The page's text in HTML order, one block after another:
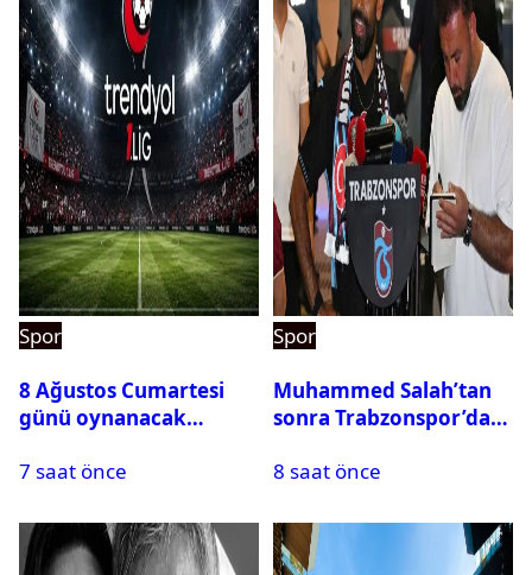
Spor
8 Ağustos Cumartesi
günü oynanacak
7 saat önce
Spor
Muhammed Salah’tan
sonra Trabzonspor’dan
8 saat önce